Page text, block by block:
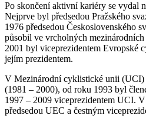
Po skončení aktivní kariéry se vydal
Nejprve byl předsedou Pražského
1976 předsedou Československého
působil ve vrcholných
2001 byl viceprezidentem Evropské
jejím prezidentem.
V Mezinárodní cyklistické unii (UCI)
(1981 – 2000), od roku 1993 byl
1997 – 2009 viceprezidentem UCI.
předsedou UEC a čestným